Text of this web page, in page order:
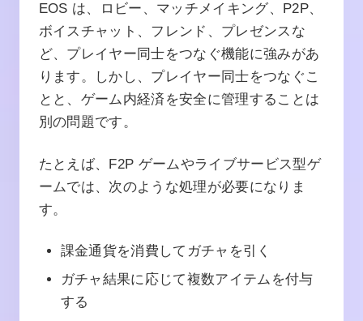
EOS は、ロビー、マッチメイキング、P2P、
ボイスチャット、フレンド、プレゼンスな
ど、プレイヤー同士をつなぐ機能に強みがあ
ります。しかし、プレイヤー同士をつなぐこ
とと、ゲーム内経済を安全に管理することは
別の問題です。
たとえば、F2P ゲームやライブサービス型ゲ
ームでは、次のような処理が必要になりま
す。
課金通貨を消費してガチャを引く
ガチャ結果に応じて複数アイテムを付与
する